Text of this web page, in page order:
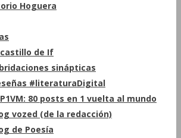
Hoguera
castillo de If
sinápticas
#literaturaDigital
80 posts en 1 vuelta al mundo
vozed (de la redacción)
de Poesía